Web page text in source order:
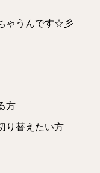
ゃうんです☆彡
方
り替えたい方